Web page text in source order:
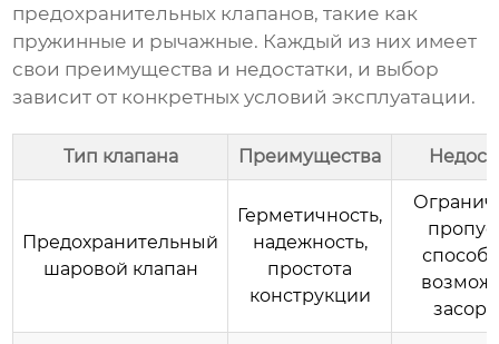
предохранительных клапанов, такие как
пружинные и рычажные. Каждый из них имеет
свои преимущества и недостатки, и выбор
зависит от конкретных условий эксплуатации.
Тип клапана Преимущества
Предохранительный
шаровой клапан
Герметичность,
надежность,
простота
конструкции